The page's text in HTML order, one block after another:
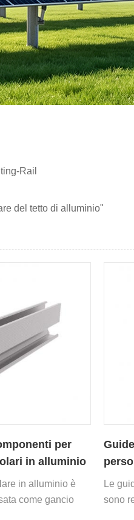
Rail
del tetto di alluminio"
per
in alluminio
in alluminio è
come gancio
di
Le
sono